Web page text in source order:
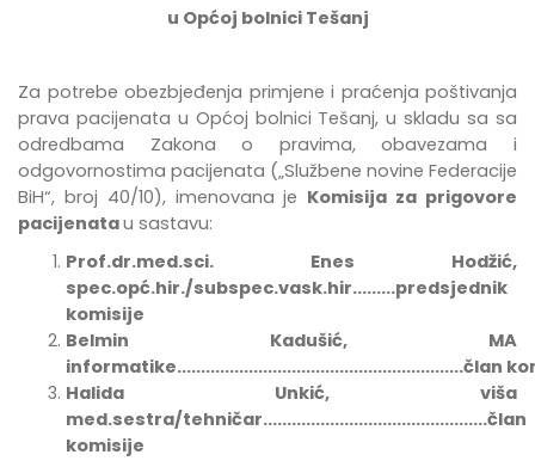
u Općoj bolnici Tešanj
Za potrebe obezbjeđenja primjene i praćenja poštivanja
prava pacijenata u Općoj bolnici Tešanj,u skladu sa sa
odredbama Zakona o pravima, obavezama i
odgovornostima pacijenata („Službene novine Federacije
BiH“, broj 40/10), imenovana je Komisija za prigovore
pacijenatau sastavu:
Prof.dr.med.sci. Enes Hodžić,
spec.opć.hir./subspec.vask.hir.........predsjednik
komisije
Belmin Kadušić, MA
informatike............................................................član
Halida Unkić, viša
med.sestra/tehničar...............................................član
komisije